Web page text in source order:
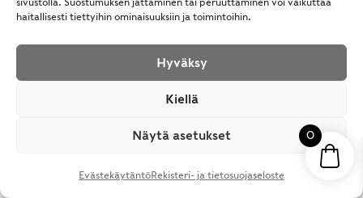
haitallisesti tiettyihin ominaisuuksiin ja toimintoihin.
Hyväksy
Kiellä
Näytä asetukset
EvästekäytäntöRekisteri- ja tietosuojaseloste
© Samhita | Ayurveda -tuotteita suomalaisille jo
vuodesta 1994. All Rights Reserved.
0